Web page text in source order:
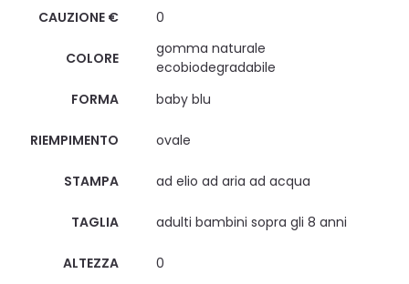
CAUZIONE € 0
COLORE
gomma naturale
ecobiodegradabile
FORMA
baby blu
RIEMPIMENTO ovale
STAMPA ad elio ad aria ad acqua
TAGLIA adulti bambini sopra gli 8 anni
ALTEZZA 0